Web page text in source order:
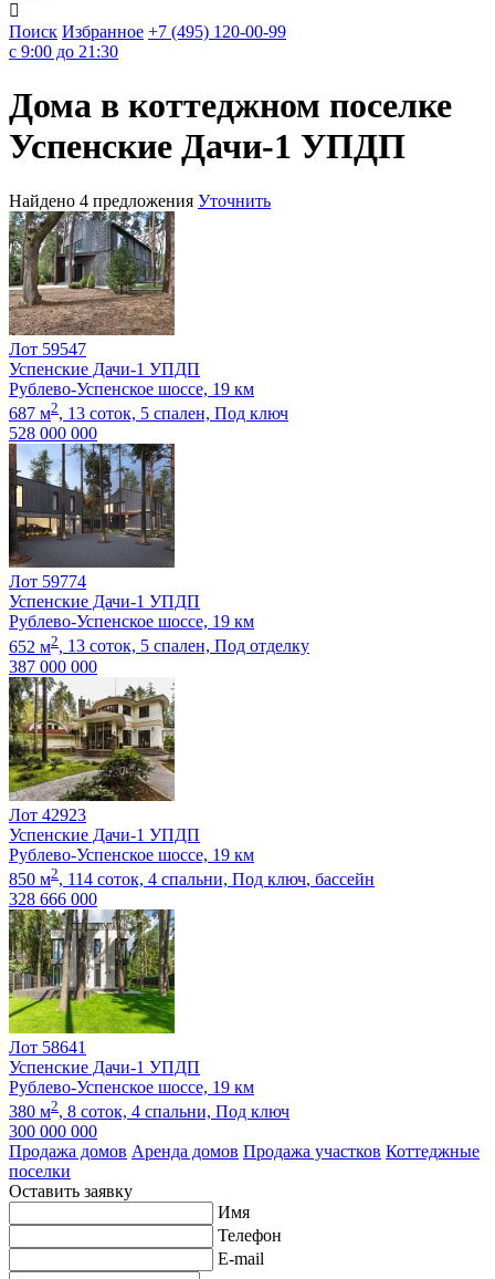

Поиск Избранное +7 (495) 120-00-99
c 9:00 до 21:30
Дома в коттеджном поселке
Успенские Дачи-1 УПДП
Найдено 4 предложения Уточнить
Лот 59547
Успенские Дачи-1 УПДП
Рублево-Успенское шоссе, 19 км
687 м2, 13 соток, 5 спален, Под ключ
528 000 000
Лот 59774
Успенские Дачи-1 УПДП
Рублево-Успенское шоссе, 19 км
652 м2, 13 соток, 5 спален, Под отделку
387 000 000
Лот 42923
Успенские Дачи-1 УПДП
Рублево-Успенское шоссе, 19 км
850 м2, 114 соток, 4 спальни, Под ключ, бассейн
328 666 000
Лот 58641
Успенские Дачи-1 УПДП
Рублево-Успенское шоссе, 19 км
380 м2, 8 соток, 4 спальни, Под ключ
300 000 000
Продажа домов Аренда домов Продажа участков Коттеджные
поселки
Оставить заявку
Имя
Телефон
E-mail